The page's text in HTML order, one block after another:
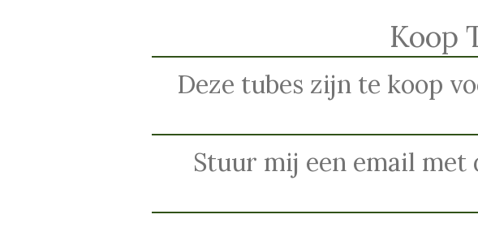
Koop
Deze tubes zijn te koop
Stuur mij een email met